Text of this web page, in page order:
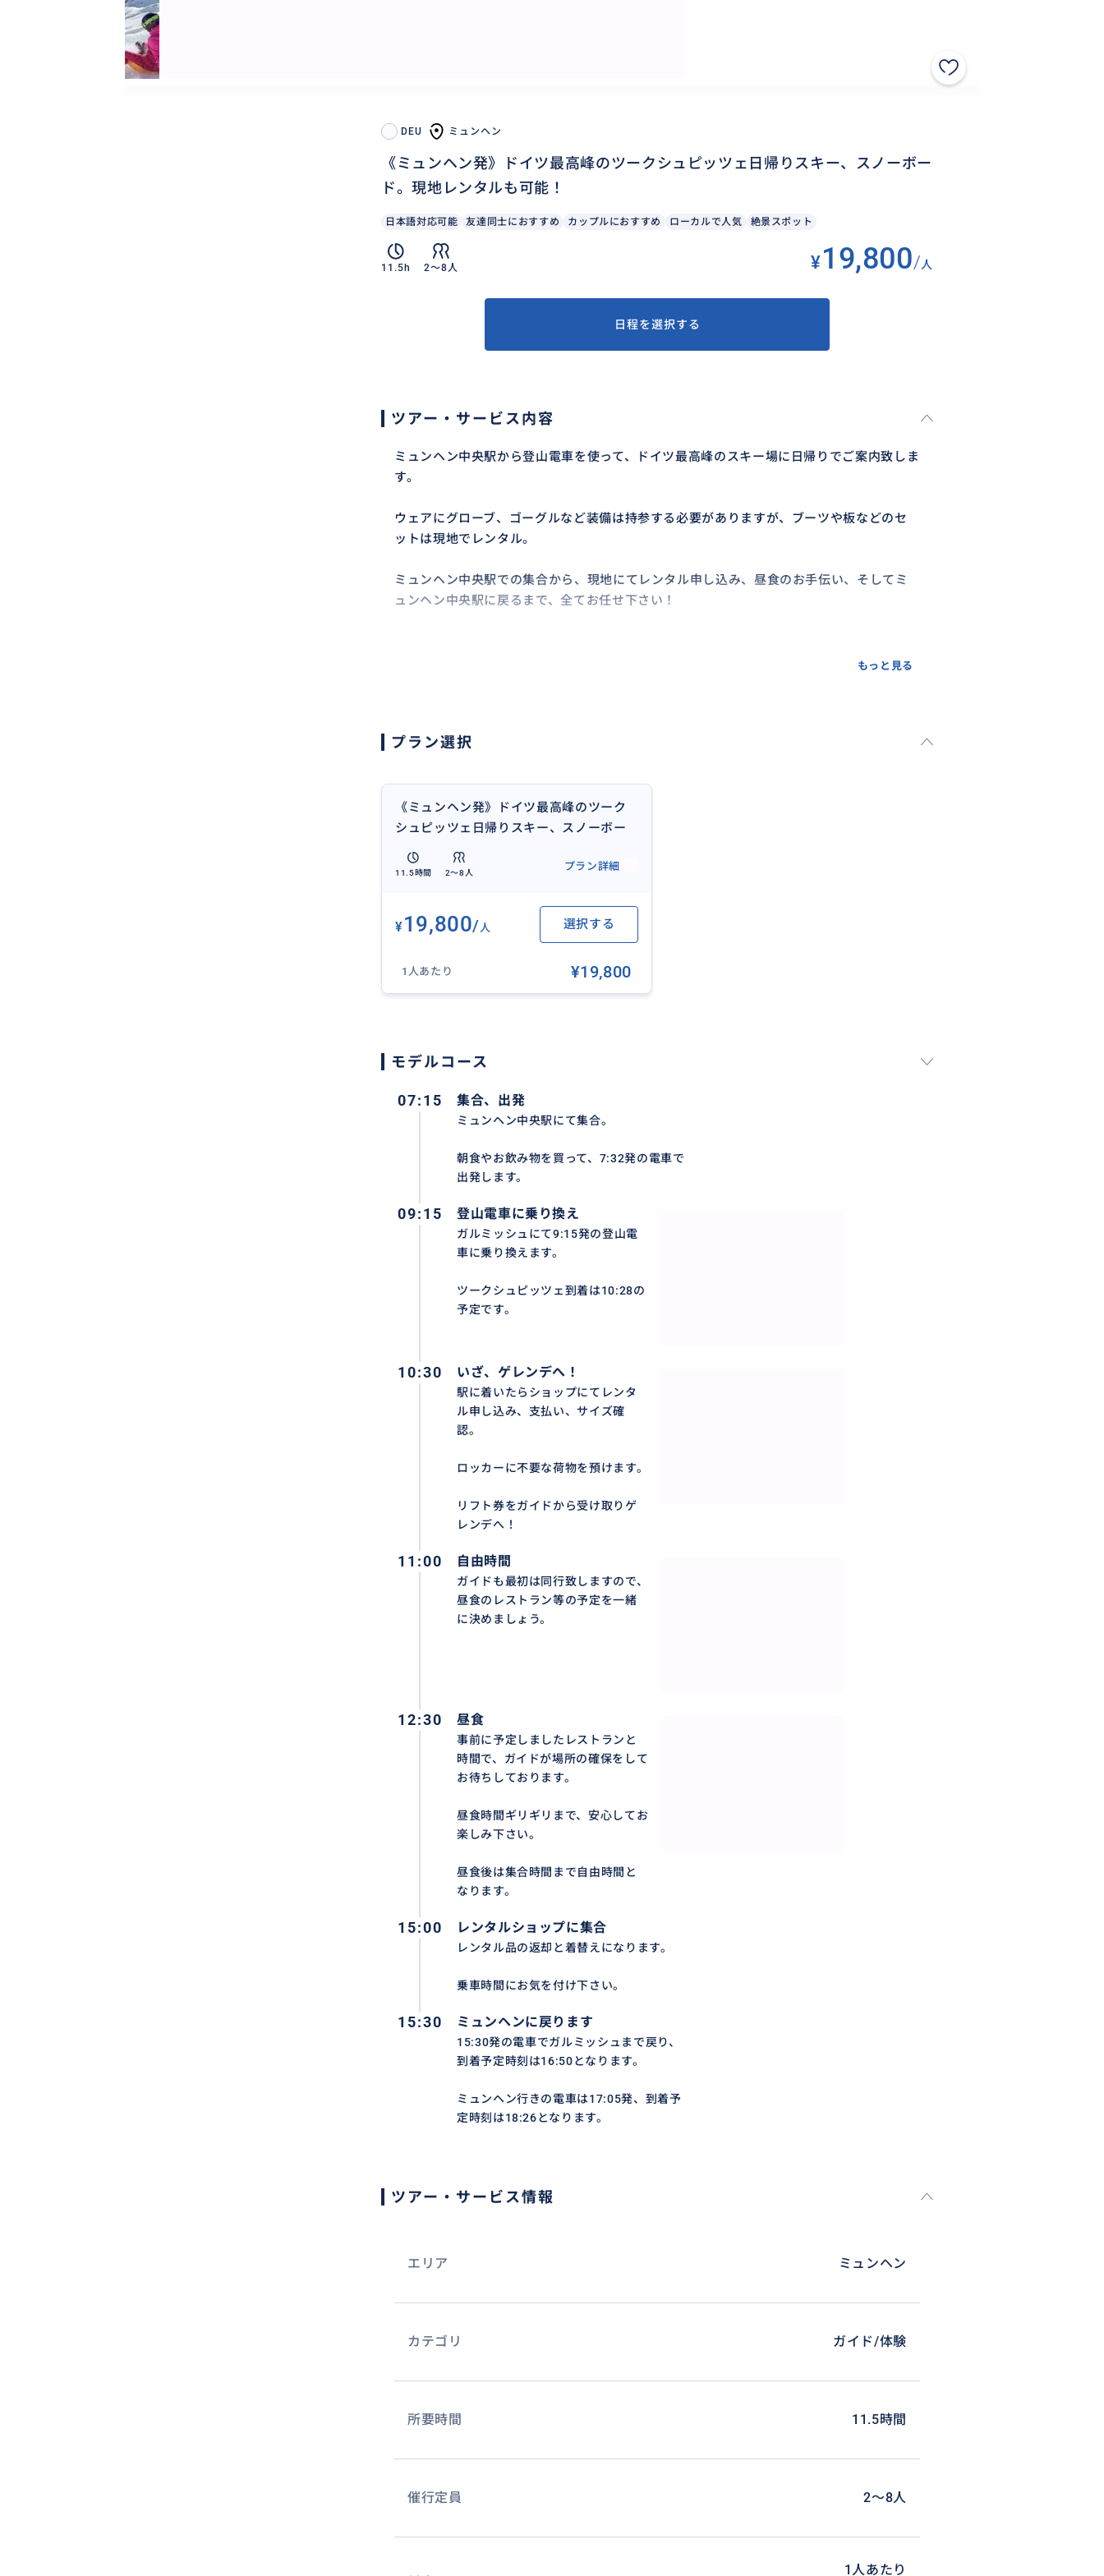
DEU ミュンヘン
《ミュンヘン発》ドイツ最高峰のツークシュピッツェ日帰りスキー、スノーボー
ド。現地レンタルも可能！
日本語対応可能 友達同士におすすめ カップルにおすすめ ローカルで人気 絶景スポット
11.5h 2〜8人 ¥19,800/人
日程を選択する
ツアー・サービス内容
ミュンヘン中央駅から登山電車を使って、ドイツ最高峰のスキー場に日帰りでご案内致しま
す。
ウェアにグローブ、ゴーグルなど装備は持参する必要がありますが、ブーツや板などのセ
ットは現地でレンタル。
ミュンヘン中央駅での集合から、現地にてレンタル申し込み、昼食のお手伝い、そしてミ
ュンヘン中央駅に戻るまで、全てお任せ下さい！
もっと見る
プラン選択
《ミュンヘン発》ドイツ最高峰のツーク
シュピッツェ日帰りスキー、スノーボー
ド。現地レンタルも可能！
11.5時間 2〜8人
プラン詳細
¥19,800/人 選択する
1人あたり ¥19,800
モデルコース
07:15 集合、出発
ミュンヘン中央駅にて集合。
朝食やお飲み物を買って、7:32発の電車で
出発します。
09:15 登山電車に乗り換え
ガルミッシュにて9:15発の登山電
車に乗り換えます。
ツークシュピッツェ到着は10:28の
予定です。
10:30 いざ、ゲレンデへ！
駅に着いたらショップにてレンタ
ル申し込み、支払い、サイズ確
認。
ロッカーに不要な荷物を預けます。
リフト券をガイドから受け取りゲ
レンデへ！
11:00 自由時間
ガイドも最初は同行致しますので、
昼食のレストラン等の予定を一緒
に決めましょう。
12:30 昼食
事前に予定しましたレストランと
時間で、ガイドが場所の確保をして
お待ちしております。
昼食時間ギリギリまで、安心してお
楽しみ下さい。
昼食後は集合時間まで自由時間と
なります。
15:00 レンタルショップに集合
レンタル品の返却と着替えになります。
乗車時間にお気を付け下さい。
15:30 ミュンヘンに戻ります
15:30発の電車でガルミッシュまで戻り、
到着予定時刻は16:50となります。
ミュンヘン行きの電車は17:05発、到着予
定時刻は18:26となります。
ツアー・サービス情報
エリア ミュンヘン
カテゴリ ガイド/体験
所要時間 11.5時間
催行定員 2〜8人
1人あたり